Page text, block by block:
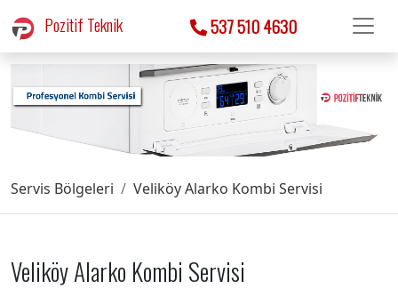
Pozitif Teknik 537 510 4630
Servis Bölgeleri Veliköy Alarko Kombi Servisi
Veliköy Alarko Kombi Servisi